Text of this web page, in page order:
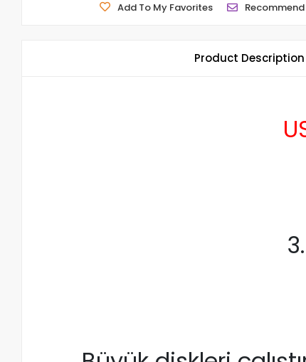
Add To My Favorites Recommend
Product Description